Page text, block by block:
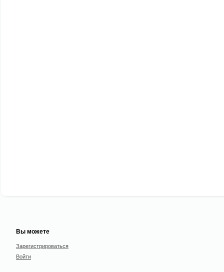
Вы можете
Зарегистрироваться
Войти